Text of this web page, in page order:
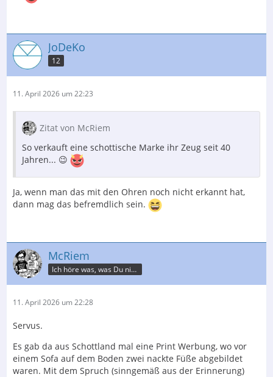
JoDeKo
12
11. April 2026 um 22:23
Zitat von McRiem
So verkauft eine schottische Marke ihr Zeug seit 40
Jahren... 😉
Ja, wenn man das mit den Ohren noch nicht erkannt hat,
dann mag das befremdlich sein.
McRiem
Ich höre was, was Du nicht misst.
11. April 2026 um 22:28
Servus.
Es gab da aus Schottland mal eine Print Werbung, wo vor
einem Sofa auf dem Boden zwei nackte Füße abgebildet
waren. Mit dem Spruch (sinngemäß aus der Erinnerung)